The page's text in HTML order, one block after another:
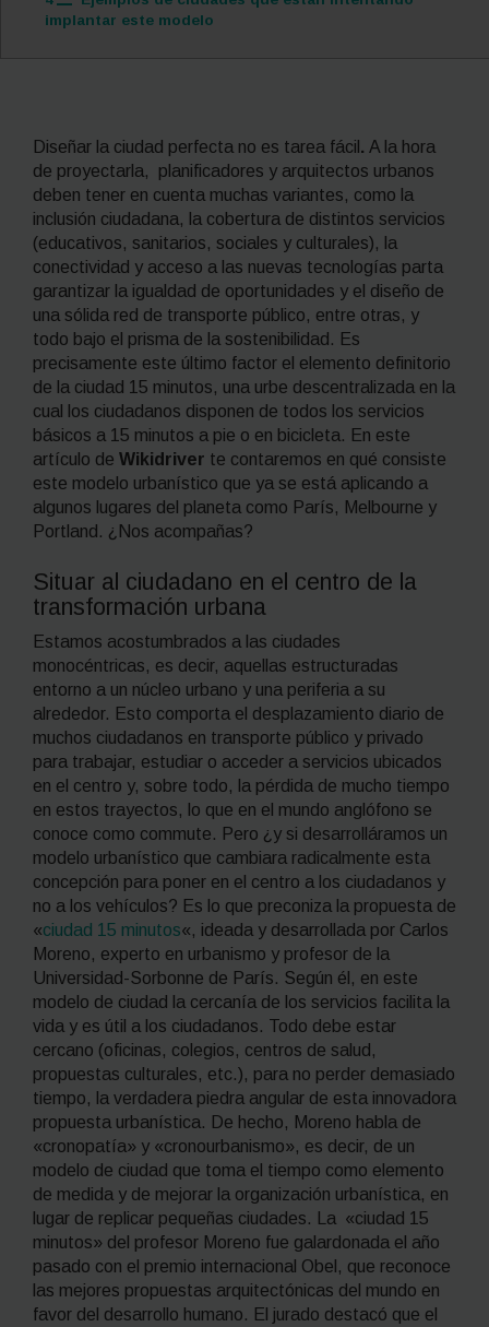
implantar este modelo
Diseñar la ciudad perfecta no es tarea fácil . A la hora
de proyectarla, planificadores y arquitectos urbanos
deben tener en cuenta muchas variantes, como la
inclusión ciudadana, la cobertura de distintos servicios
(educativos, sanitarios, sociales y culturales), la
conectividad y acceso a las nuevas tecnologías parta
garantizar la igualdad de oportunidades y el diseño de
una sólida red de transporte público, entre otras, y
todo bajo el prisma de la sostenibilidad. Es
precisamente este último factor el elemento definitorio
de la ciudad 15 minutos, una urbe descentralizada en la
cual los ciudadanos disponen de todos los servicios
básicos a 15 minutos a pie o en bicicleta. En este
artículo de Wikidriver te contaremos en qué consiste
este modelo urbanístico que ya se está aplicando a
algunos lugares del planeta como París, Melbourne y
Portland. ¿Nos acompañas?
Situar al ciudadano en el centro de la
transformación urbana
Estamos acostumbrados a las ciudades
monocéntricas, es decir, aquellas estructuradas
entorno a un núcleo urbano y una periferia a su
alrededor. Esto comporta el desplazamiento diario de
muchos ciudadanos en transporte público y privado
para trabajar, estudiar o acceder a servicios ubicados
en el centro y, sobre todo, la pérdida de mucho tiempo
en estos trayectos, lo que en el mundo anglófono se
conoce como commute. Pero ¿y si desarrolláramos un
modelo urbanístico que cambiara radicalmente esta
concepción para poner en el centro a los ciudadanos y
no a los vehículos? Es lo que preconiza la propuesta de
«ciudad 15 minutos«, ideada y desarrollada por Carlos
Moreno, experto en urbanismo y profesor de la
Universidad-Sorbonne de París. Según él, en este
modelo de ciudad la cercanía de los servicios facilita la
vida y es útil a los ciudadanos. Todo debe estar
cercano (oficinas, colegios, centros de salud,
propuestas culturales, etc.), para no perder demasiado
tiempo, la verdadera piedra angular de esta innovadora
propuesta urbanística. De hecho, Moreno habla de
«cronopatía» y «cronourbanismo», es decir, de un
modelo de ciudad que toma el tiempo como elemento
de medida y de mejorar la organización urbanística, en
lugar de replicar pequeñas ciudades. La «ciudad 15
minutos» del profesor Moreno fue galardonada el año
pasado con el premio internacional Obel, que reconoce
las mejores propuestas arquitectónicas del mundo en
favor del desarrollo humano. El jurado destacó que el